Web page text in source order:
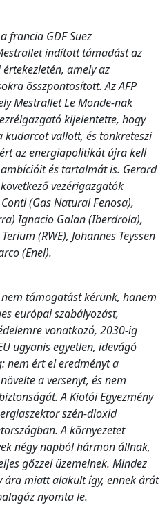
francia GDF Suez
indított támadást az
amely az
összpontosított. Az AFP
Mestrallet Le Monde-nak
kijelentette, hogy
vallott, és tönkreteszi
az energiapolitikát újra kell
és tartalmát is. Gerard
vezérigazgatók
(Gas Natural Fenosa),
Ignacio Galan (Iberdrola),
(RWE), Johannes Teyssen
(Enel).
támogatást kérünk, hanem
európai szabályozást,
vonatkozó, 2030-ig
ugyanis egyetlen, idevágó
nem ért el eredményt a
a versenyt, és nem
A Kiotói Egyezmény
szén-dioxid
A környezetet
négy napból hármon állnak,
gőzzel üzemelnek. Mindez
ára miatt alakult így, ennek árát
nyomta le.